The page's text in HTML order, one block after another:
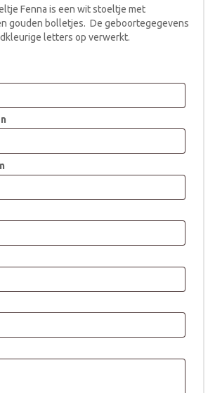
Fenna is een wit stoeltje met
gouden bolletjes. De geboortegegevens
letters op verwerkt.